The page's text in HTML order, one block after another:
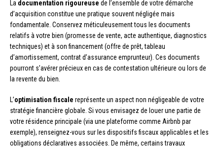
La documentation rigoureuse de l’ensemble de votre démarche
d’acquisition constitue une pratique souvent négligée mais
fondamentale. Conservez méticuleusement tous les documents
relatifs à votre bien (promesse de vente, acte authentique, diagnostics
techniques) et à son financement (offre de prêt, tableau
d’amortissement, contrat d’assurance emprunteur). Ces documents
pourront s’avérer précieux en cas de contestation ultérieure ou lors de
la revente du bien.
L’optimisation fiscale représente un aspect non négligeable de votre
stratégie financière globale. Si vous envisagez de louer une partie de
votre résidence principale (via une plateforme comme Airbnb par
exemple), renseignez-vous sur les dispositifs fiscaux applicables et les
obligations déclaratives associées. De même, certains travaux